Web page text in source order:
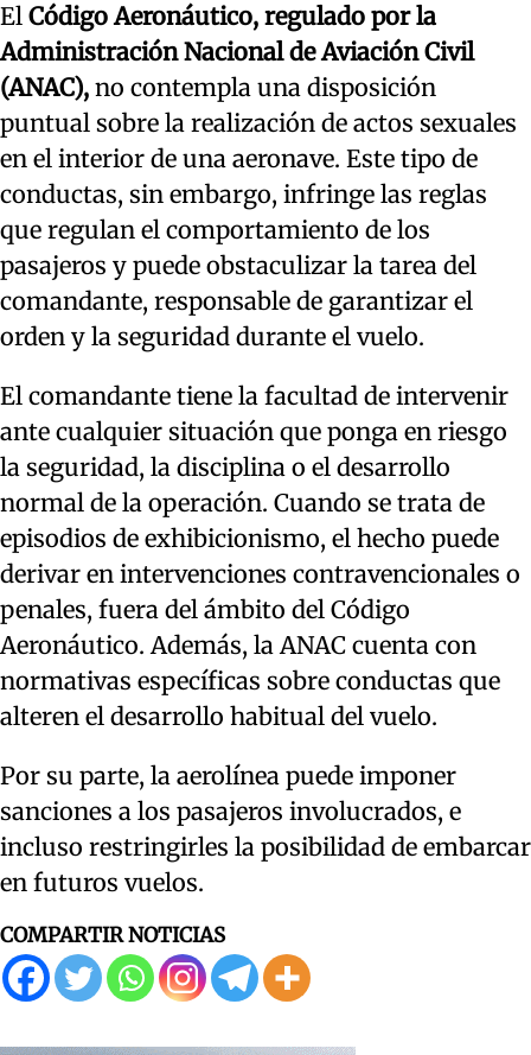
El Código Aeronáutico, regulado por la
Administración Nacional de Aviación Civil
(ANAC), no contempla una disposición
puntual sobre la realización de actos sexuales
en el interior de una aeronave. Este tipo de
conductas, sin embargo, infringe las reglas
que regulan el comportamiento de los
pasajeros y puede obstaculizar la tarea del
comandante, responsable de garantizar el
orden y la seguridad durante el vuelo.
El comandante tiene la facultad de intervenir
ante cualquier situación que ponga en riesgo
la seguridad, la disciplina o el desarrollo
normal de la operación. Cuando se trata de
episodios de exhibicionismo, el hecho puede
derivar en intervenciones contravencionales o
penales, fuera del ámbito del Código
Aeronáutico. Además, la ANAC cuenta con
normativas específicas sobre conductas que
alteren el desarrollo habitual del vuelo.
Por su parte, la aerolínea puede imponer
sanciones a los pasajeros involucrados, e
incluso restringirles la posibilidad de embarcar
en futuros vuelos.
COMPARTIR NOTICIAS